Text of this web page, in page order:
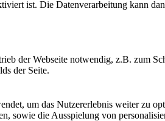
ist. Die Datenverarbeitung kann
der Webseite notwendig, z.B. zum
der Seite.
um das Nutzererlebnis weiter zu
sowie die Ausspielung von